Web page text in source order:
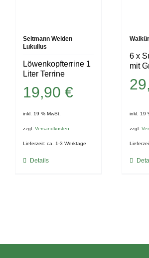
Seltmann Weiden
Lukullus
Löwenkopfterrine 1
Liter Terrine
19,90 €
inkl. 19 % MwSt.
zzgl. Versandkosten
Lieferzeit: ca. 1-3 Werktage
Details
6 x
mit
inkl. 19
zzgl.